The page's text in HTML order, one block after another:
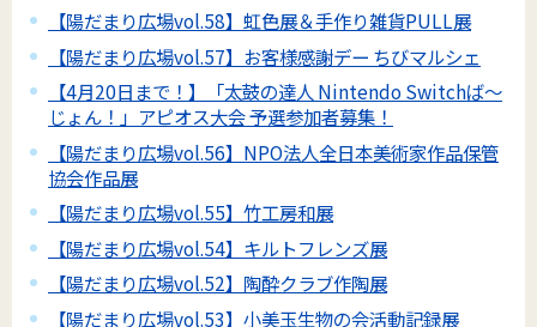
【陽だまり広場vol.58】虹色展＆手作り雑貨PULL展
【陽だまり広場vol.57】お客様感謝デー ちびマルシェ
【4月20日まで！】「太鼓の達人 Nintendo Switchば～
じょん！」アピオス大会 予選参加者募集！
【陽だまり広場vol.56】NPO法人全日本美術家作品保管
協会作品展
【陽だまり広場vol.55】竹工房和展
【陽だまり広場vol.54】キルトフレンズ展
【陽だまり広場vol.52】陶酔クラブ作陶展
【陽だまり広場vol.53】小美玉生物の会活動記録展